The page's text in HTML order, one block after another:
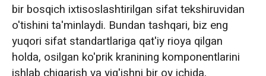
bir bosqich ixtisoslashtirilgan sifat tekshiruvidan
o'tishini ta'minlaydi. Bundan tashqari, biz eng
yuqori sifat standartlariga qat'iy rioya qilgan
holda, osilgan ko'prik kranining komponentlarini